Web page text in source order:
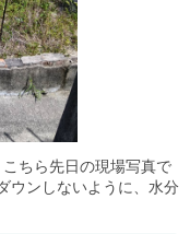
ちら先日の現場写真で
ウンしないように、水分